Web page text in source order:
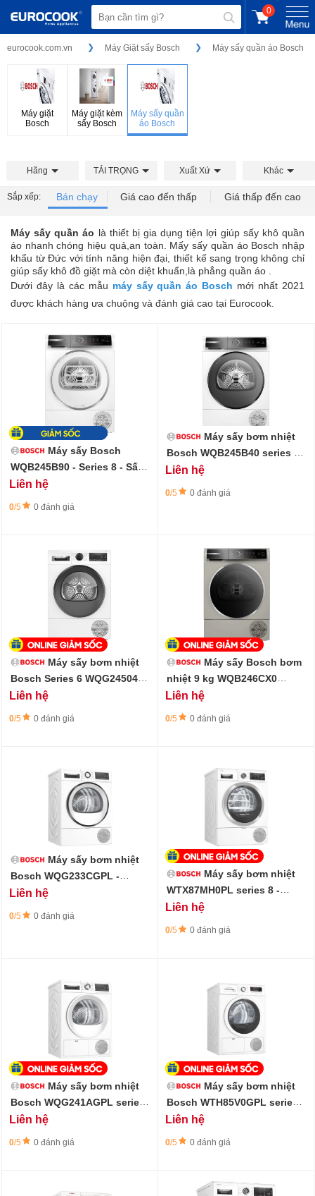
0
eurocook.com.vn Máy Giặt sấy Bosch Máy sấy quần áo Bosch
Máy giặt
Bosch
Máy giặt kèm
sấy Bosch
Máy sấy quần
áo Bosch
Hãng TẢI TRỌNG Xuất Xứ Khác
Sắp xếp: Bán chạy Giá cao đến thấp Giá thấp đến cao
Máy sấy quần áo là thiết bị gia dụng tiện lợi giúp sấy khô quần
áo nhanh chóng hiệu quả,an toàn. Mấy sấy quần áo Bosch nhập
khẩu từ Đức với tính năng hiện đại, thiết kế sang trọng không chỉ
giúp sấy khô đồ giặt mà còn diệt khuẩn,là phẳng quần áo .
Dưới đây là các mẫu máy sấy quần áo Bosch mới nhất 2021
được khách hàng ưa chuộng và đánh giá cao tại Eurocook.
Máy sấy Bosch
WQB245B90 - Series 8 - Sấy
khô thông minh
Liên hệ
0/5 0 đánh giá
Máy sấy bơm nhiệt
Bosch WQB245B40 series 8,
9 kg
Liên hệ
0/5 0 đánh giá
Máy sấy bơm nhiệt
Bosch Series 6 WQG245040
9 kg
Liên hệ
0/5 0 đánh giá
Máy sấy Bosch bơm
nhiệt 9 kg WQB246CX0
Series 8 - inox, 2024
Liên hệ
0/5 0 đánh giá
Máy sấy bơm nhiệt
Bosch WQG233CGPL -
Series 6, công nghệ Iron
Liên hệ
0/5 0 đánh giá
Máy sấy bơm nhiệt
WTX87MH0PL series 8 -
Trọng tải 9 kg
Liên hệ
0/5 0 đánh giá
Máy sấy bơm nhiệt
Bosch WQG241AGPL series
6 - 9 kg
Liên hệ
0/5 0 đánh giá
Máy sấy bơm nhiệt
Bosch WTH85V0GPL series
4 - 8 kg
Liên hệ
0/5 0 đánh giá